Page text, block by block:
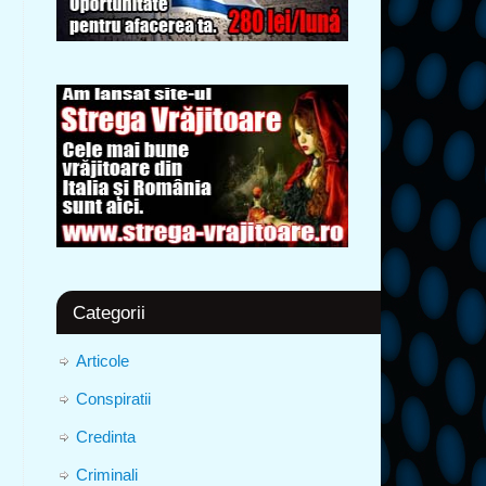
Categorii
Articole
Conspiratii
Credinta
Criminali